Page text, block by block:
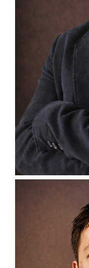
Founder & principal
VTN Architects